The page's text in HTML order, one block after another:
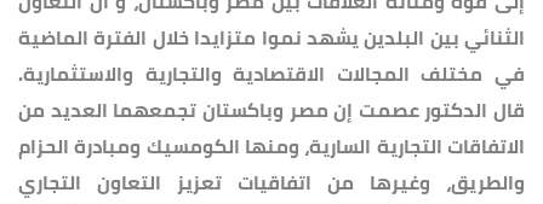
الثنائي بين البلدين يشهد نموا متزايدا خلال الفترة الماضية
في مختلف المجالات الاقتصادية والتجارية والاستثمارية.
قال الدكتور عصمت إن مصر وباكستان تجمعهما العديد من
الاتفاقات التجارية السارية، ومنها الكومسيك ومبادرة الحزام
والطريق، وغيرها من اتفاقيات تعزيز التعاون التجاري